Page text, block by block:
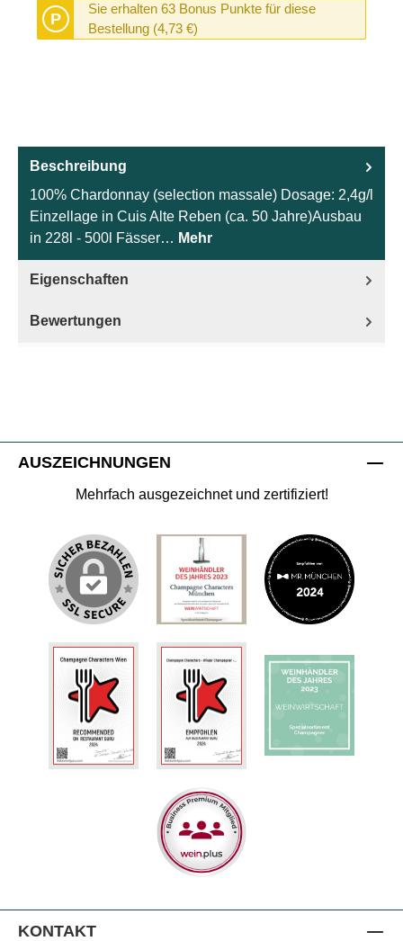
P
Sie erhalten 63 Bonus Punkte für diese
Bestellung (4,73 €)
Beschreibung
100% Chardonnay (selection massale) Dosage: 2,4g/l
Einzellage in Cuis Alte Reben (ca. 50 Jahre)Ausbau
in 228l - 500l Fässer… Mehr
Eigenschaften
Bewertungen
AUSZEICHNUNGEN
Mehrfach ausgezeichnet und zertifiziert!
KONTAKT